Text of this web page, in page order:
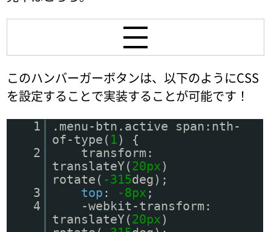
このハンバーガーボタンは、以下のようにCSS
を設定することで実装することが可能です！
1
.menu-btn.active span:nth-
of-type( 1) {
2
transform:
translateY(20px)
rotate( -315deg);
3
top : -8px ;
4
-webkit-transform:
translateY(20px)